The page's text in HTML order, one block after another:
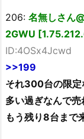
206: 名無しさん
2GWU
ID:4OSx4Jcwd
>>199
それ300台の限定
多い過ぎなんで
もう残り8台まで